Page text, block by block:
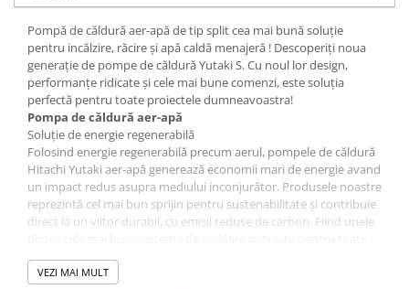
Pompă de căldură aer-apă de tip split cea mai bună soluție
pentru incălzire, răcire și apă caldă menajeră ! Descoperiți noua
generație de pompe de căldură Yutaki S. Cu noul lor design,
performanțe ridicate și cele mai bune comenzi, este soluția
perfectă pentru toate proiectele dumneavoastra!
Pompa de căldură aer-apă
Soluție de energie regenerabilă
Folosind energie regenerabilă precum aerul, pompele de căldură
Hitachi Yutaki aer-apă generează economii mari de energie avand
un impact redus asupra mediului inconjurător. Produsele noastre
reprezintă cel mai bun sprijin pentru sustenabilitate și contribuie
direct la un viitor durabil, cu emisii reduse de carbon. Fiind unele
tipurile de case, pompele de căldură aer-apă pot genera o
cantitate importantă de energie absorbind o cantitate minimă de
VEZI MAI MULT